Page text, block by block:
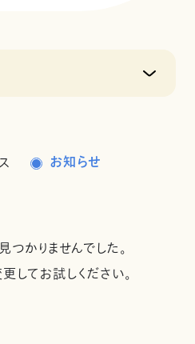
お知らせ
かりませんでした。
してお試しください。